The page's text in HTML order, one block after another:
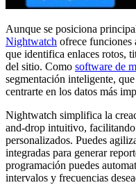
Aunque se posiciona
Nightwatch ofrece funciones
que identifica enlaces rotos,
del sitio. Como software de
segmentación inteligente,
centrarte en los datos más
Nightwatch simplifica la
and-drop intuitivo,
personalizados. Puedes
integradas para generar
programación puedes
intervalos y frecuencias